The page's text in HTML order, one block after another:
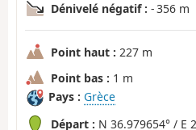
Dénivelé négatif : - 356 m
Point haut : 227 m
Point bas : 1 m
Pays : Grèce
Départ : N 36.979654° / E